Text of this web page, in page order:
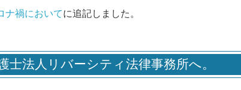
禍においてに追記しました。
士法人リバーシティ法律事務所へ。